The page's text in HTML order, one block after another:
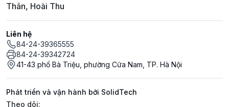
Thân, Hoài Thu
Liên hệ
84-24-39365555
84-24-39342724
41-43 phố Bà Triệu, phường Cửa Nam, TP. Hà Nội
Phát triển và vận hành bởi SolidTech
Theo dõi: